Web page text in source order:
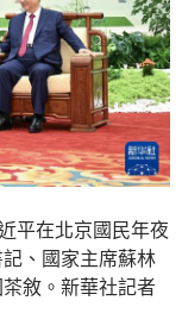
平在北京國民年夜
、國家主席蘇林
敘。新華社記者